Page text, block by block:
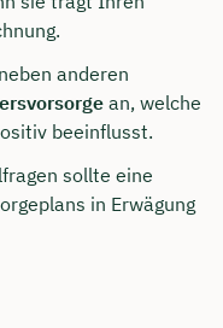
anderen
an, welche
beeinflusst.
sollte eine
in Erwägung